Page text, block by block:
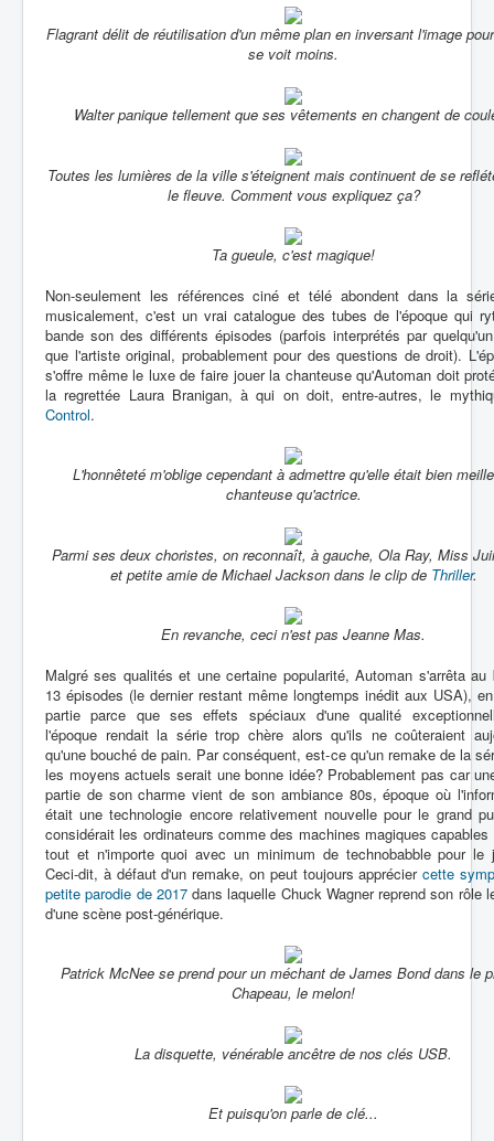
Flagrant délit de réutilisation d'un même plan en inversant l'image
se voit moins.
Walter panique tellement que ses vêtements en changent de
Toutes les lumières de la ville s'éteignent mais continuent de se
le fleuve. Comment vous expliquez ça?
Ta gueule, c'est magique!
Non-seulement les références ciné et télé abondent dans la
musicalement, c'est un vrai catalogue des tubes de l'époque qui
bande son des différents épisodes (parfois interprétés par
que l'artiste original, probablement pour des questions de droit).
s'offre même le luxe de faire jouer la chanteuse qu'Automan doit
la regrettée Laura Branigan, à qui on doit, entre-autres, le
Control.
L'honnêteté m'oblige cependant à admettre qu'elle était bien
chanteuse qu'actrice.
Parmi ses deux choristes, on reconnaît, à gauche, Ola Ray, Miss
et petite amie de Michael Jackson dans le clip de Thriller.
En revanche, ceci n'est pas Jeanne Mas.
Malgré ses qualités et une certaine popularité, Automan s'arrêta au
13 épisodes (le dernier restant même longtemps inédit aux USA),
partie parce que ses effets spéciaux d'une qualité
l'époque rendait la série trop chère alors qu'ils ne coûteraient
qu'une bouché de pain. Par conséquent, est-ce qu'un remake de la
les moyens actuels serait une bonne idée? Probablement pas car
partie de son charme vient de son ambiance 80s, époque où
était une technologie encore relativement nouvelle pour le grand
considérait les ordinateurs comme des machines magiques capables
tout et n'importe quoi avec un minimum de technobabble pour le
Ceci-dit, à défaut d'un remake, on peut toujours appréciercette
petite parodie de 2017dans laquelle Chuck Wagner reprend son rôle
d'une scène post-générique.
Patrick McNee se prend pour un méchant de James Bond dans le
Chapeau, le melon!
La disquette, vénérable ancêtre de nos clés USB.
Et puisqu'on parle de clé...